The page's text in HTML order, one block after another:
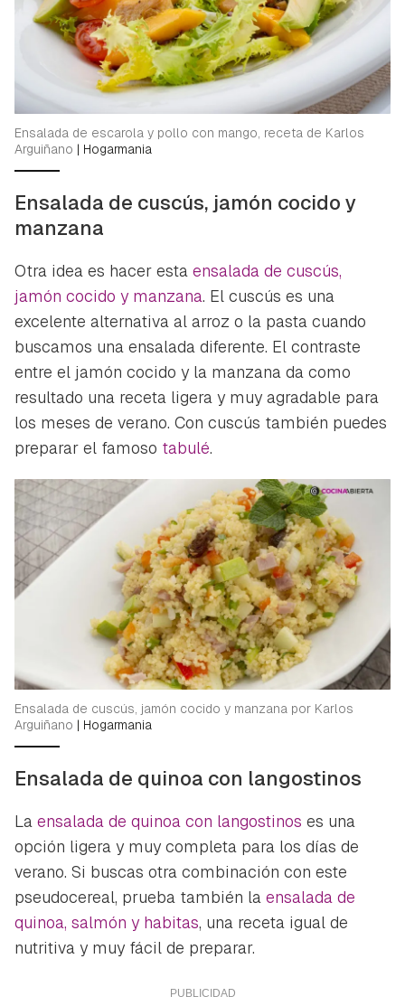
Ensalada de escarola y pollo con mango, receta de Karlos
Arguiñano | Hogarmania
Ensalada de cuscús, jamón cocido y
manzana
Otra idea es hacer esta ensalada de cuscús,
jamón cocido y manzana. El cuscús es una
excelente alternativa al arroz o la pasta cuando
buscamos una ensalada diferente. El contraste
entre el jamón cocido y la manzana da como
resultado una receta ligera y muy agradable para
los meses de verano. Con cuscús también puedes
preparar el famoso tabulé.
Ensalada de cuscús, jamón cocido y manzana por Karlos
Arguiñano | Hogarmania
Ensalada de quinoa con langostinos
La ensalada de quinoa con langostinos es una
opción ligera y muy completa para los días de
verano. Si buscas otra combinación con este
pseudocereal, prueba también la ensalada de
quinoa, salmón y habitas, una receta igual de
nutritiva y muy fácil de preparar.